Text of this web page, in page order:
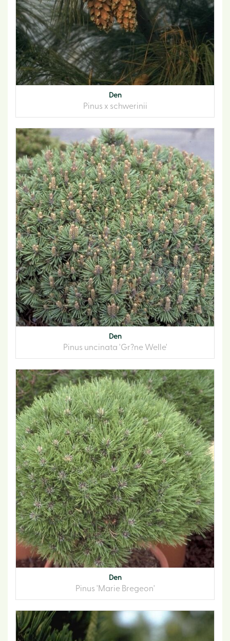
Den
Pinus x schwerinii
Den
Pinus uncinata 'Gr?ne Welle'
Den
Pinus 'Marie Bregeon'